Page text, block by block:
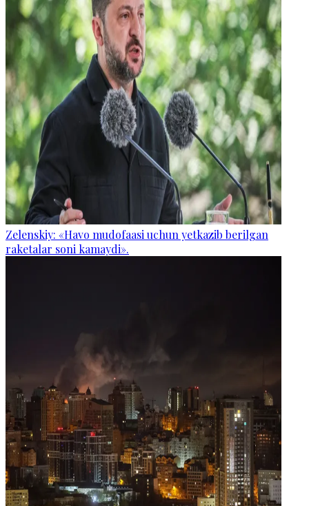
Zelenskiy: «Havo mudofaasi uchun yetkazib berilgan
raketalar soni kamaydi».